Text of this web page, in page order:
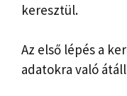
keresztül.
Az első lépés a
adatokra való